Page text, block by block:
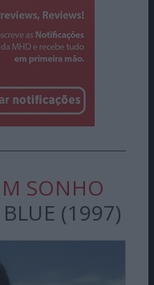
SONHO
(1997)